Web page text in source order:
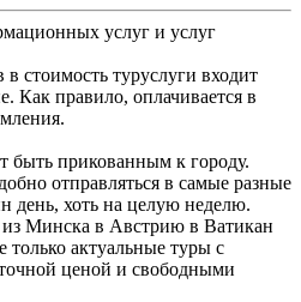
услуг и услуг
стоимость туруслуги входит
Как правило, оплачивается в
прикованным к городу.
отправляться в самые разные
день, хоть на целую неделю.
из Минска в Австрию в Ватикан
только актуальные туры с
ценой и свободными